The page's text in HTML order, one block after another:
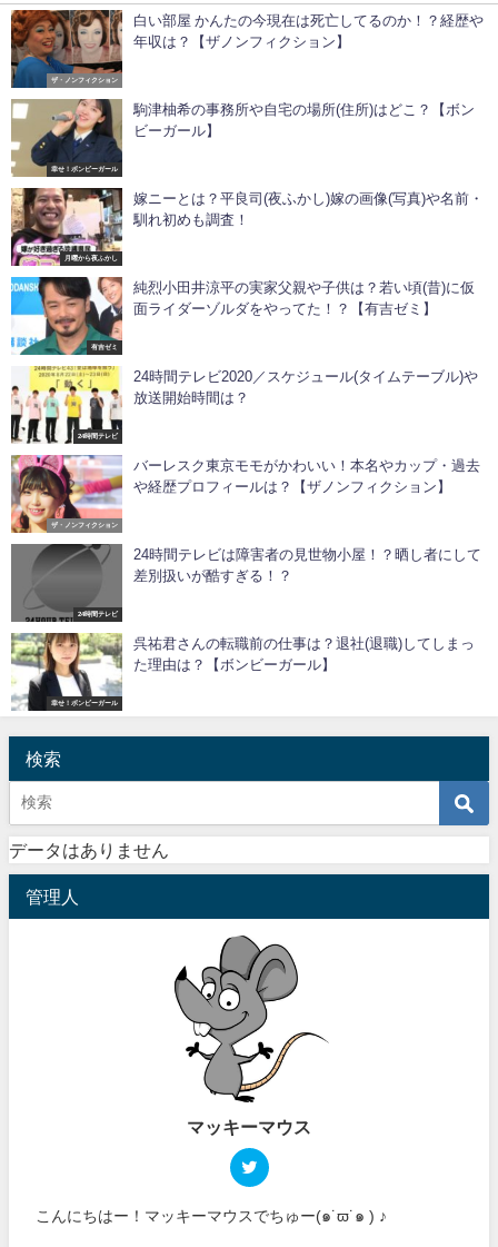
ザ・ノンフィクション
白い部屋 かんたの今現在は死亡してるのか！？経歴や
年収は？【ザノンフィクション】
幸せ！ボンビーガール
駒津柚希の事務所や自宅の場所(住所)はどこ？【ボン
ビーガール】
月曜から夜ふかし
嫁ニーとは？平良司(夜ふかし)嫁の画像(写真)や名前・
馴れ初めも調査！
有吉ゼミ
純烈小田井涼平の実家父親や子供は？若い頃(昔)に仮
面ライダーゾルダをやってた！？【有吉ゼミ】
24時間テレビ
24時間テレビ2020／スケジュール(タイムテーブル)や
放送開始時間は？
ザ・ノンフィクション
バーレスク東京モモがかわいい！本名やカップ・過去
や経歴プロフィールは？【ザノンフィクション】
24時間テレビ
24時間テレビは障害者の見世物小屋！？晒し者にして
差別扱いが酷すぎる！？
幸せ！ボンビーガール
呉祐君さんの転職前の仕事は？退社(退職)してしまっ
た理由は？【ボンビーガール】
検索
データはありません
管理人
マッキーマウス
こんにちはー！マッキーマウスでちゅー(๑˙ϖ˙๑ ) ♪